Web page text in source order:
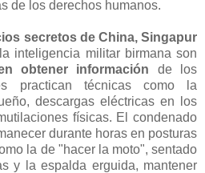
de los derechos humanos.
secretos de China, Singapur
inteligencia militar birmana son
obtener información de los
practican técnicas como la
descargas eléctricas en los
físicas. El condenado
durante horas en posturas
la de "hacer la moto", sentado
y la espalda erguida, mantener